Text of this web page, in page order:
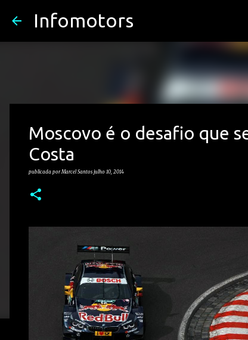
Infomotors
Moscovo é o desafio que
Costa
publicada porMarcel Santos julho 10, 2014